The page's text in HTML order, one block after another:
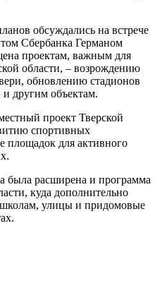
обсуждались на встрече
Сбербанка Германом
проектам, важным для
области, – возрождению
обновлению стадионов
другим объектам.
проект Тверской
спортивных
площадок для активного
была расширена и программа
куда дополнительно
улицы и придомовые